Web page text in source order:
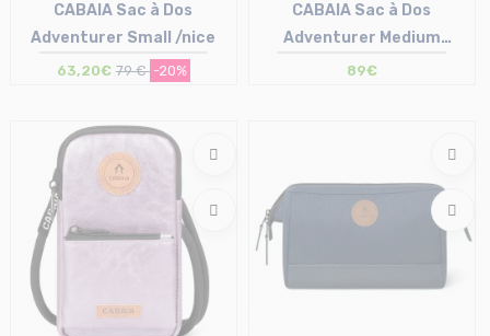
T.U
CABAIA Sac à Dos
Adventurer Small /nice
63,20€ 79 € -20%
CABAIA Sac à Dos
Adventurer Medium
/arequipa
89€